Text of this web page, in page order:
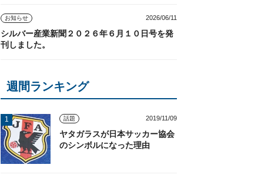
お知らせ 2026/06/11
シルバー産業新聞２０２６年６月１０日号を発
刊しました。
週間ランキング
話題 2019/11/09
ヤタガラスが日本サッカー協会
のシンボルになった理由